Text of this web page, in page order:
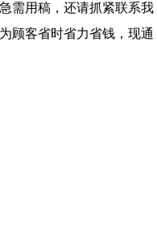
需用稿，还请抓紧联系我
顾客省时省力省钱，现通